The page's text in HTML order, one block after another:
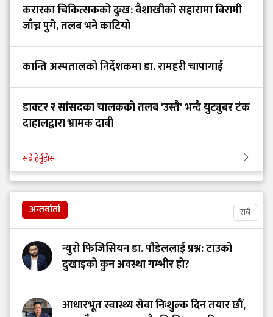
करारका चिकित्सकको दुःख: वैशाखीको सहारामा बिरामी
जाँच्न पुगे, तलब भने काटियो
कान्ति अस्पतालको निर्देशकमा डा. रामहरी चापागाईं
डाक्टर र सांसदका चालकको तलब 'उस्तै' भन्दै युट्युबर टंक
दाहालद्वारा भ्रामक दाबी
सबै हेर्नुहोस
अन्तर्वार्ता सबै
न्युरो फिजिसियन डा. पौडेललाई प्रश्न: टाउको
दुखाइको कुन अवस्था गम्भीर हो?
आधारभूत स्वास्थ्य सेवा निःशुल्क दिन तयार छौं,